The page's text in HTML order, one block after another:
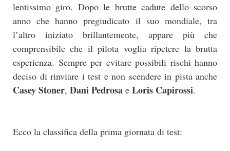
lentissimo giro. Dopo le brutte cadute dello scorso
anno che hanno pregiudicato il suo mondiale, tra
l’altro iniziato brillantemente, appare più che
comprensibile che il pilota voglia ripetere la brutta
esperienza. Sempre per evitare possibili rischi hanno
deciso di rinviare i test e non scendere in pista anche
Casey Stoner, Dani Pedrosa e Loris Capirossi.
Ecco la classifica della prima giornata di test: